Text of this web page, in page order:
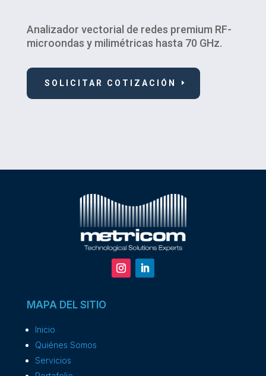
Analizador vectorial de redes premium RF-
microondas y milimétricas hasta 70 GHz.
SOLICITAR COTIZACIÓN
MAPA DEL SITIO
Inicio
Quiénes Somos
Servicios